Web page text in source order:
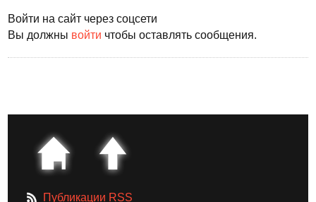
Войти на сайт через соцсети
Вы должны войти чтобы оставлять сообщения.
Публикации RSS